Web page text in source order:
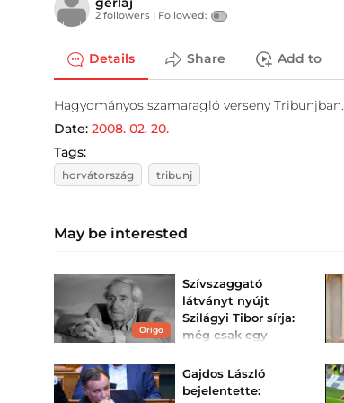
2 followers | Followed:
Details Share Add to
Hagyományos szamaragló verseny Tribunjban.
Date: 2008. 02. 20.
Tags:
horvátország tribunj
May be interested
Origo
Szívszaggató
látványt nyújt
Szilágyi Tibor sírja:
még csak egy
fotók
A színészlegenda
nyughelyét száraz
Gajdos László
bejelentette: